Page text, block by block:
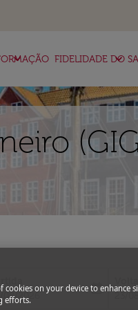
keyboard_arrow_down FIDELIDADE DO
keyboard_arrow_down
departure-date-aria-
08/2026
today
fc-
cookies on your device to enhance
efforts.